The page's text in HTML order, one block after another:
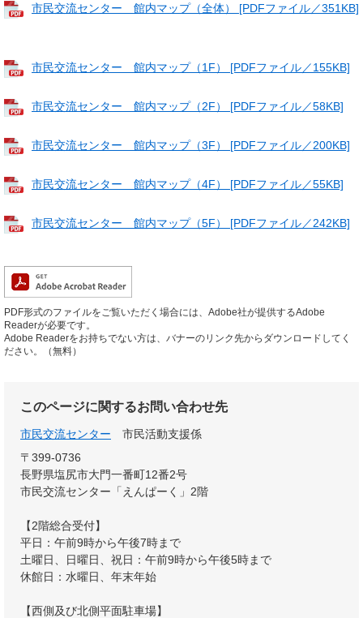
市民交流センター 館内マップ（全体） [PDFファイル／351KB]
市民交流センター 館内マップ（1F） [PDFファイル／155KB]
市民交流センター 館内マップ（2F） [PDFファイル／58KB]
市民交流センター 館内マップ（3F） [PDFファイル／200KB]
市民交流センター 館内マップ（4F） [PDFファイル／55KB]
市民交流センター 館内マップ（5F） [PDFファイル／242KB]
PDF形式のファイルをご覧いただく場合には、Adobe社が提供するAdobe
Readerが必要です。
Adobe Readerをお持ちでない方は、バナーのリンク先からダウンロードしてく
ださい。（無料）
このページに関するお問い合わせ先
市民交流センター
市民活動支援係
〒399-0736
長野県塩尻市大門一番町12番2号
市民交流センター「えんぱーく」2階
【2階総合受付】
平日：午前9時から午後7時まで
土曜日、日曜日、祝日：午前9時から午後5時まで
休館日：水曜日、年末年始
【西側及び北側平面駐車場】